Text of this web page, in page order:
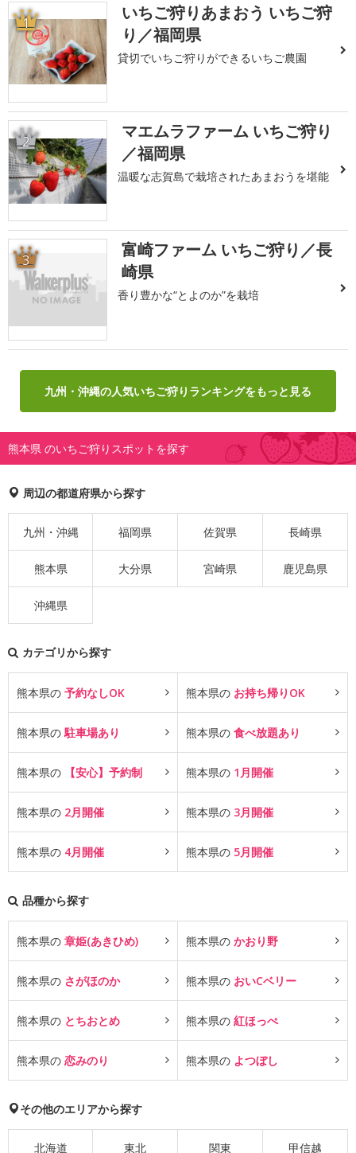
1
いちご狩りあまおう いちご狩
り／福岡県
貸切でいちご狩りができるいちご農園
2
マエムラファーム いちご狩り
／福岡県
温暖な志賀島で栽培されたあまおうを堪能
3
富崎ファーム いちご狩り／長
崎県
香り豊かな“とよのか”を栽培
九州・沖縄の人気いちご狩りランキングをもっと見る
熊本県 のいちご狩りスポットを探す
周辺の都道府県から探す
九州・沖縄 福岡県 佐賀県 長崎県
熊本県 大分県 宮崎県 鹿児島県
沖縄県
カテゴリから探す
熊本県の 予約なしOK 熊本県の お持ち帰りOK
熊本県の駐車場あり 熊本県の 食べ放題あり
熊本県の 【安心】予約制 熊本県の 1月開催
熊本県の 2月開催 熊本県の 3月開催
熊本県の 4月開催 熊本県の 5月開催
品種から探す
熊本県の 章姫(あきひめ) 熊本県の かおり野
熊本県の さがほのか 熊本県の おいCベリー
熊本県の とちおとめ 熊本県の 紅ほっぺ
熊本県の 恋みのり 熊本県の よつぼし
その他のエリアから探す
北海道 東北 関東 甲信越